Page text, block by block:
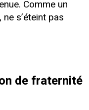
Comme un
s’éteint pas
de fraternité